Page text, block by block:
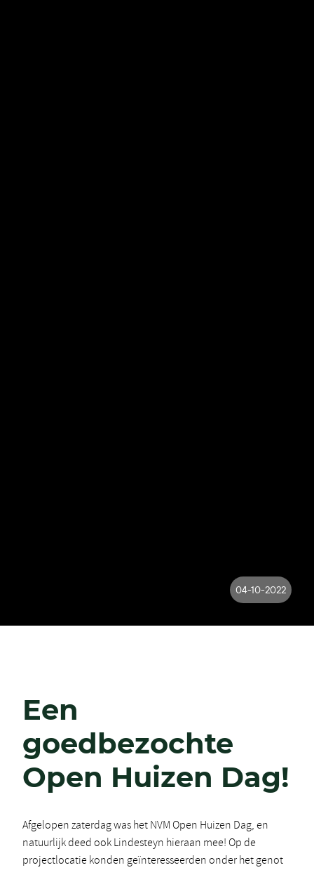
04-10-2022
Een
goedbezochte
Open Huizen Dag!
Afgelopen zaterdag was het NVM Open Huizen Dag, en
natuurlijk deed ook Lindesteyn hieraan mee! Op de
projectlocatie konden geïnteresseerden onder het genot